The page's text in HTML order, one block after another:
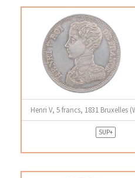
Henri V, 5 francs, 1831 Bruxelles
SUP+